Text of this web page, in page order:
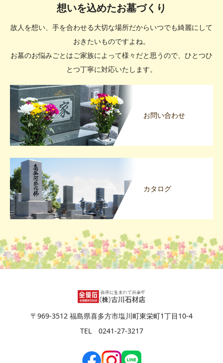
想いを込めたお墓づくり
故人を想い、手を合わせる大切な場所だからいつでも綺麗にして
おきたいものですよね。
お墓のお悩みごとはご家族によって様々だと思うので、ひとつひ
とつ丁寧に対応いたします。
お問い合わせ
カタログ
〒969-3512 福島県喜多方市塩川町東栄町1丁目10-4
TEL 0241-27-3217